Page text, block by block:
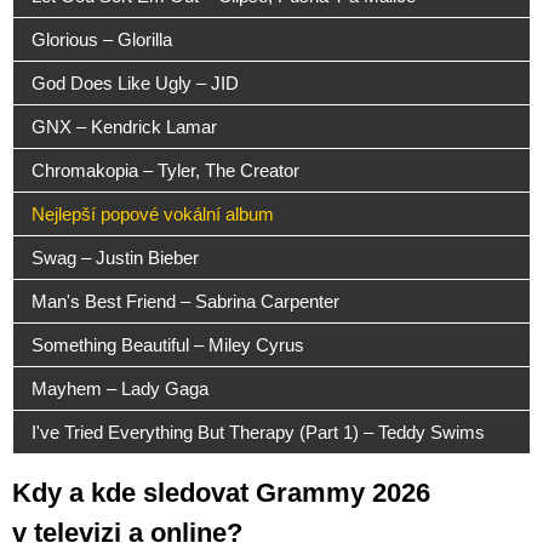
Glorious – Glorilla
God Does Like Ugly – JID
GNX – Kendrick Lamar
Chromakopia – Tyler, The Creator
Nejlepší popové vokální album
Swag – Justin Bieber
Man's Best Friend – Sabrina Carpenter
Something Beautiful – Miley Cyrus
Mayhem – Lady Gaga
I've Tried Everything But Therapy (Part 1) – Teddy Swims
Kdy a kde sledovat Grammy 2026
v televizi a online?